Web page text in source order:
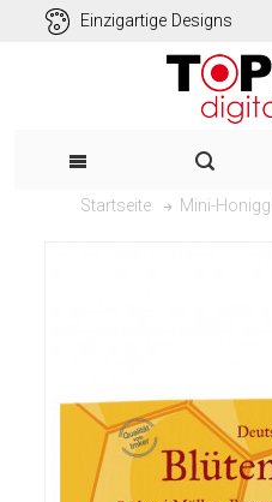
Einzigartige Designs
Startseite Mini-